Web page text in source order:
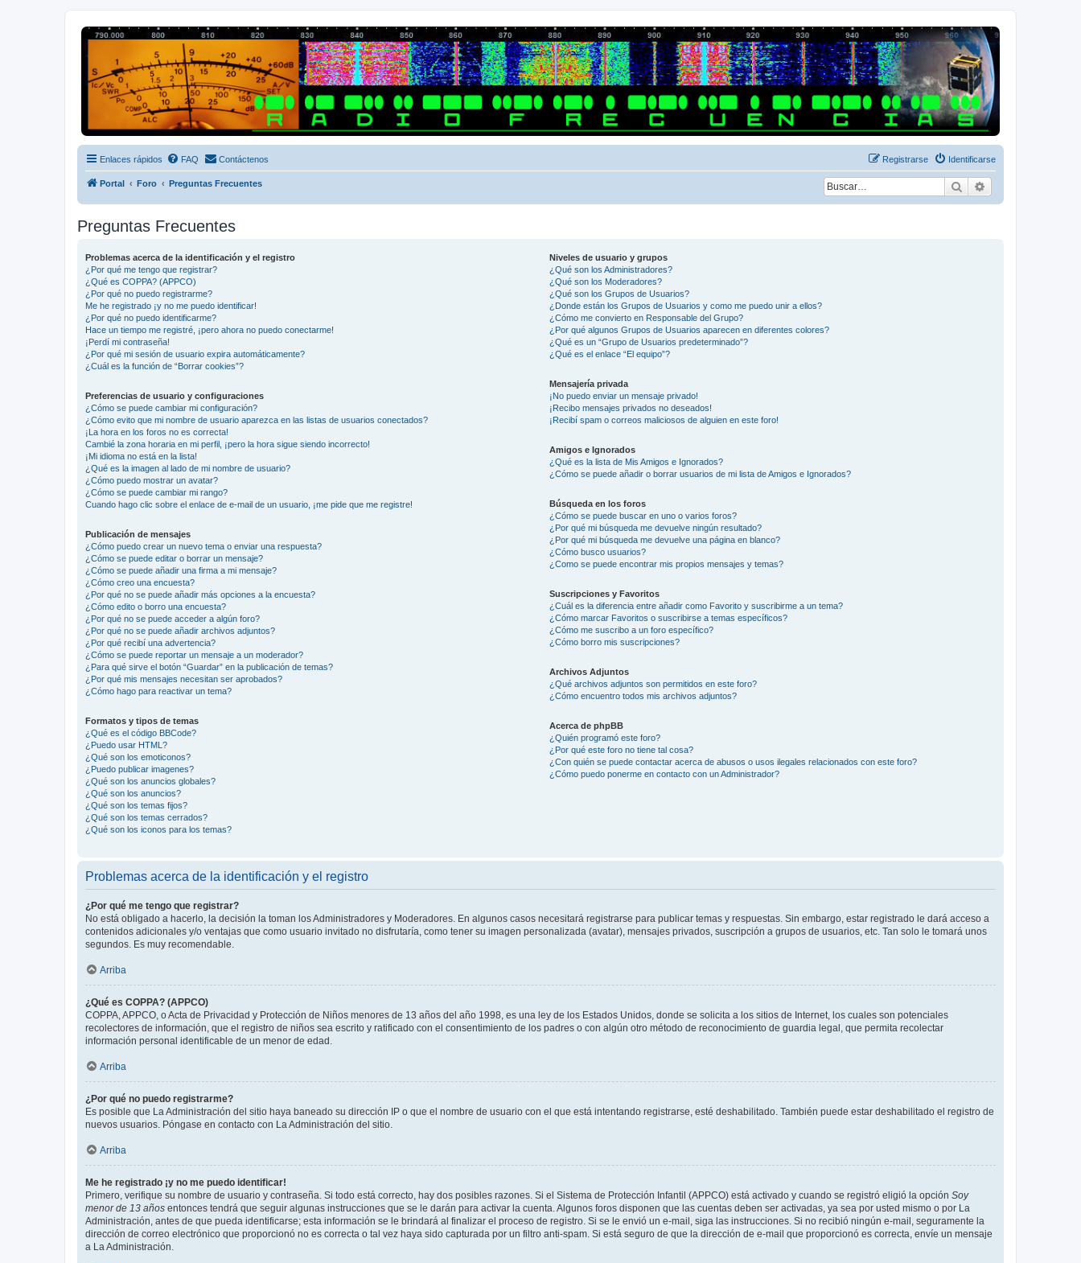
Radio Frecuencias
Foro de Radio Frecuencias
Enlaces rápidos FAQ Contáctenos Identificarse
Registrarse
Portal Foro Preguntas Frecuentes Buscar
Preguntas Frecuentes
Problemas acerca de la identificación y el registro
¿Por qué me tengo que registrar?
¿Qué es COPPA? (APPCO)
¿Por qué no puedo registrarme?
Me he registrado ¡y no me puedo identificar!
¿Por qué no puedo identificarme?
Hace un tiempo me registré, ¡pero ahora no puedo conectarme!
¡Perdí mi contraseña!
¿Por qué mi sesión de usuario expira automáticamente?
¿Cuál es la función de “Borrar cookies”?
Preferencias de usuario y configuraciones
¿Cómo se puede cambiar mi configuración?
¿Cómo evito que mi nombre de usuario aparezca en las listas de usuarios conectados?
¡La hora en los foros no es correcta!
Cambié la zona horaria en mi perfil, ¡pero la hora sigue siendo incorrecto!
¡Mi idioma no está en la lista!
¿Qué es la imagen al lado de mi nombre de usuario?
¿Cómo puedo mostrar un avatar?
¿Cómo se puede cambiar mi rango?
Cuando hago clic sobre el enlace de e-mail de un usuario, ¡me pide que me registre!
Publicación de mensajes
¿Cómo puedo crear un nuevo tema o enviar una respuesta?
¿Cómo se puede editar o borrar un mensaje?
¿Cómo se puede añadir una firma a mi mensaje?
¿Cómo creo una encuesta?
¿Por qué no se puede añadir más opciones a la encuesta?
¿Cómo edito o borro una encuesta?
¿Por qué no se puede acceder a algún foro?
¿Por qué no se puede añadir archivos adjuntos?
¿Por qué recibí una advertencia?
¿Cómo se puede reportar un mensaje a un moderador?
¿Para qué sirve el botón “Guardar” en la publicación de temas?
¿Por qué mis mensajes necesitan ser aprobados?
¿Cómo hago para reactivar un tema?
Formatos y tipos de temas
¿Qué es el código BBCode?
¿Puedo usar HTML?
¿Qué son los emoticonos?
¿Puedo publicar imagenes?
¿Qué son los anuncios globales?
¿Qué son los anuncios?
¿Qué son los temas fijos?
¿Qué son los temas cerrados?
¿Qué son los iconos para los temas?
Niveles de usuario y grupos
¿Qué son los Administradores?
¿Qué son los Moderadores?
¿Qué son los Grupos de Usuarios?
¿Donde están los Grupos de Usuarios y como me puedo unir a ellos?
¿Cómo me convierto en Responsable del Grupo?
¿Por qué algunos Grupos de Usuarios aparecen en diferentes colores?
¿Qué es un “Grupo de Usuarios predeterminado”?
¿Qué es el enlace “El equipo”?
Mensajería privada
¡No puedo enviar un mensaje privado!
¡Recibo mensajes privados no deseados!
¡Recibí spam o correos maliciosos de alguien en este foro!
Amigos e Ignorados
¿Qué es la lista de Mis Amigos e Ignorados?
¿Cómo se puede añadir o borrar usuarios de mi lista de Amigos e Ignorados?
Búsqueda en los foros
¿Cómo se puede buscar en uno o varios foros?
¿Por qué mi búsqueda me devuelve ningún resultado?
¿Por qué mi búsqueda me devuelve una página en blanco?
¿Cómo busco usuarios?
¿Como se puede encontrar mis propios mensajes y temas?
Suscripciones y Favoritos
¿Cuál es la diferencia entre añadir como Favorito y suscribirme a un tema?
¿Cómo marcar Favoritos o suscribirse a temas específicos?
¿Cómo me suscribo a un foro específico?
¿Cómo borro mis suscripciones?
Archivos Adjuntos
¿Qué archivos adjuntos son permitidos en este foro?
¿Cómo encuentro todos mis archivos adjuntos?
Acerca de phpBB
¿Quién programó este foro?
¿Por qué este foro no tiene tal cosa?
¿Con quién se puede contactar acerca de abusos o usos ilegales relacionados con este foro?
¿Cómo puedo ponerme en contacto con un Administrador?
Problemas acerca de la identificación y el registro
¿Por qué me tengo que registrar?
No está obligado a hacerlo, la decisión la toman los Administradores y Moderadores. En algunos casos necesitará registrarse para publicar temas y respuestas. Sin embargo, estar registrado le dará acceso a
contenidos adicionales y/o ventajas que como usuario invitado no disfrutaría, como tener su imagen personalizada (avatar), mensajes privados, suscripción a grupos de usuarios, etc. Tan solo le tomará unos
segundos. Es muy recomendable.
Arriba
¿Qué es COPPA? (APPCO)
COPPA, APPCO, o Acta de Privacidad y Protección de Niños menores de 13 años del año 1998, es una ley de los Estados Unidos, donde se solicita a los sitios de Internet, los cuales son potenciales
recolectores de información, que el registro de niños sea escrito y ratificado con el consentimiento de los padres o con algún otro método de reconocimiento de guardia legal, que permita recolectar
información personal identificable de un menor de edad.
Arriba
¿Por qué no puedo registrarme?
Es posible que La Administración del sitio haya baneado su dirección IP o que el nombre de usuario con el que está intentando registrarse, esté deshabilitado. También puede estar deshabilitado el registro de
nuevos usuarios. Póngase en contacto con La Administración del sitio.
Arriba
Me he registrado ¡y no me puedo identificar!
Primero, verifique su nombre de usuario y contraseña. Si todo está correcto, hay dos posibles razones. Si el Sistema de Protección Infantil (APPCO) está activado y cuando se registró eligió la opción Soy
menor de 13 años entonces tendrá que seguir algunas instrucciones que se le darán para activar la cuenta. Algunos foros disponen que las cuentas deben ser activadas, ya sea por usted mismo o por La
Administración, antes de que pueda identificarse; esta información se le brindará al finalizar el proceso de registro. Si se le envió un e-mail, siga las instrucciones. Si no recibió ningún e-mail, seguramente la
dirección de correo electrónico que proporcionó no es correcta o tal vez haya sido capturada por un filtro anti-spam. Si está seguro de que la dirección de e-mail que proporcionó es correcta, envíe un mensaje
a La Administración.